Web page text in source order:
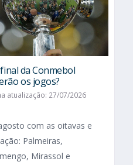
da Conmebol
os jogos?
atualização: 27/07/2026
com as oitavas e
Palmeiras,
Mirassol e